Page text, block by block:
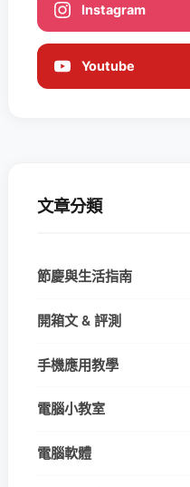
Instagram
Youtube
文章分類
節慶與生活指南
開箱文 & 評測
手機應用教學
電腦小教室
電腦軟體